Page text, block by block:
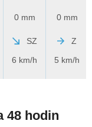
0 mm
SZ
6 km/h
0 mm
Z
5 km/h
48 hodin